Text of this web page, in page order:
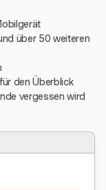
über 50 weiteren
den Überblick
vergessen wird